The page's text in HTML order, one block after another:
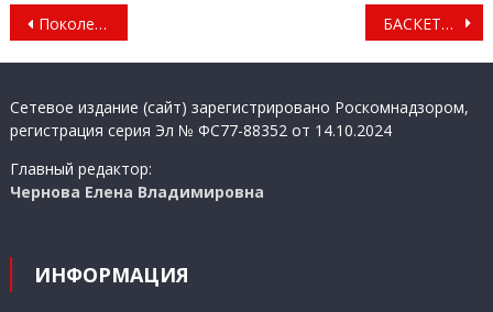
Навигация
по
Поколение победителей БАСКЕТБОЛ
Сетевое издание (сайт) зарегистрировано Роскомнадзором,
регистрация серия Эл № ФС77-88352 от 14.10.2024
Главный редактор:
Чернова Елена Владимировна
ИНФОРМАЦИЯ